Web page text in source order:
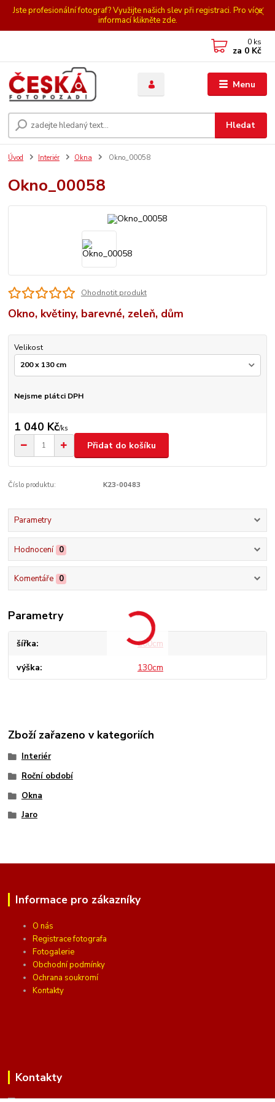
Jste profesionální fotograf? Využijte našich slev při registraci. Pro více
informací klikněte zde.
Menu
Hledat
0 ks
za 0 Kč
Úvod Interiér Okna Okno_00058
Okno_00058
Ohodnotit produkt
Okno, květiny, barevné, zeleň, dům
Velikost
Nejsme plátci DPH
1 040 Kč/ks
Přidat do košíku
Číslo produktu: K23-00483
Parametry
Hodnocení 0
Komentáře 0
Parametry
šířka 200cm
výška 130cm
Zboží zařazeno v kategoriích
Interiér
Roční období
Okna
Jaro
Informace pro zákazníky
O nás
Registrace fotografa
Fotogalerie
Obchodní podmínky
Ochrana soukromí
Kontakty
Kontakty